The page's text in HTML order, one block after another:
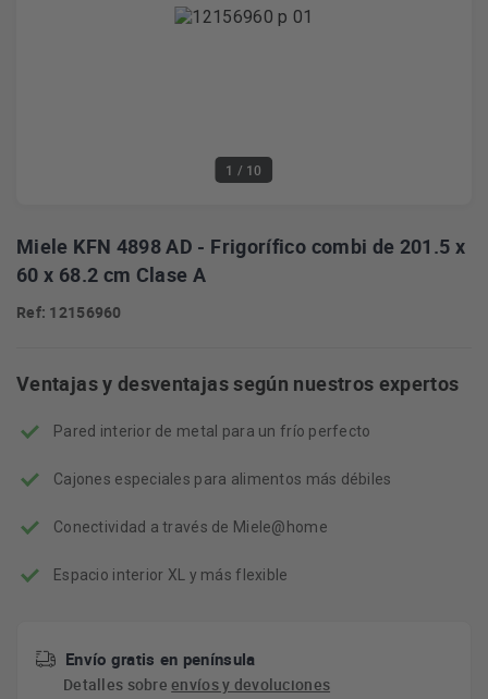
1 / 10
Miele KFN 4898 AD - Frigorífico combi de 201.5 x
60 x 68.2 cm Clase A
Ref: 12156960
Ventajas y desventajas según nuestros expertos
Pared interior de metal para un frío perfecto
Cajones especiales para alimentos más débiles
Conectividad a través de Miele@home
Espacio interior XL y más flexible
Envío gratis en península
Detalles sobreenvíos y devoluciones